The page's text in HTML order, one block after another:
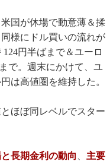
国が休場で動意薄＆揉
様にドル買いの流れが
円半ばまで＆ユーロ
で。週末にかけて、ユ
は高値圏を維持した。
ほぼ同レベルでスター
長期金利の動向 、 主要